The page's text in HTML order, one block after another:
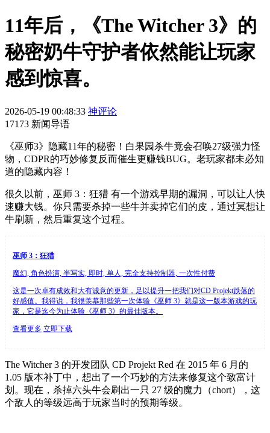
11年后，《The Witcher 3》的
秘密奶牛守护者依然能让玩家
感到惊喜。
2026-05-19 00:48:33 神评论
17173 新闻导语
《巫师3》隐藏11年的秘密！白果园杀牛竟会召唤27级强力怪
物，CDPR的巧妙修复反而催生更赚钱BUG。老玩家都未必知
道的隐藏内容！
很久以前，巫师 3：狂猎 有一个游戏早期的漏洞，可以让人快
速赚大钱。你只需要杀掉一些牛并卖掉它们的皮，通过冥想让
牛刷新，然后重复这个过程。
巫师 3：狂猎
魔幻, 角色扮演, 半写实, 即时, 单人, 完全支持控制器, 一次性付费
这是一次卓有成效和大有诚意的更新，足以提升一把我们对CD Projekt跌落的
好感值。我得说，我很羡慕那些第一次体验《巫师 3》就是这一版本游戏的玩
家，它是迄今为止体验《巫师 3》的最佳版本。
查看更多 立即下载
The Witcher 3 的开发团队 CD Projekt Red 在 2015 年 6 月的
1.05 版本补丁中，想出了一个巧妙的方法来修复这个致富计
划。现在，杀掉六头牛会刷出一只 27 级的魔力（chort），这
个敌人的等级远高于玩家当时的预期等级。